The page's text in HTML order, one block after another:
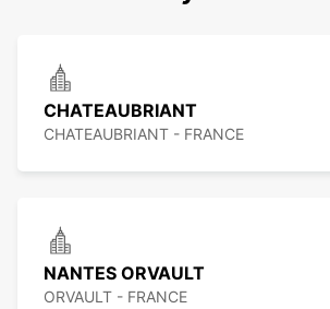
CHATEAUBRIANT
CHATEAUBRIANT - FRANCE
NANTES ORVAULT
ORVAULT - FRANCE